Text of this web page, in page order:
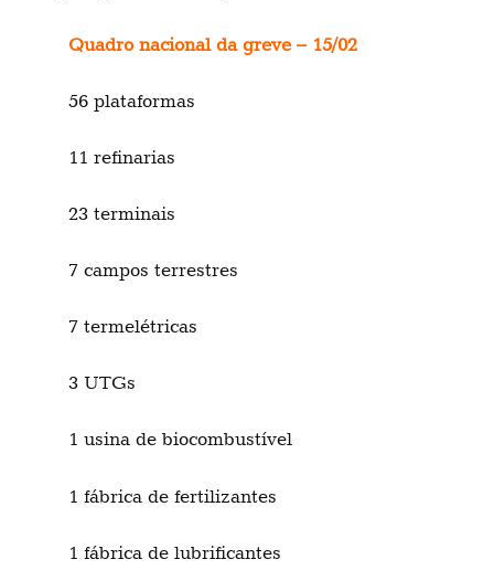
Quadro nacional da greve – 15/02
56 plataformas
11 refinarias
23 terminais
7 campos terrestres
7 termelétricas
3 UTGs
1 usina de biocombustível
1 fábrica de fertilizantes
1 fábrica de lubrificantes